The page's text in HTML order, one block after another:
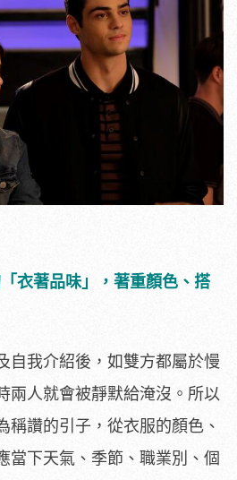
衣著品味」，著重顏色、搭
自我介紹後，如雙方都屬於慢
兩人就會被靜默給淹沒。所以
稱讚的引子，從衣服的顏色、
當下天氣、季節、職業別、個